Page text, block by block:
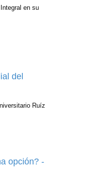
en su
del
Ruíz
opción? -